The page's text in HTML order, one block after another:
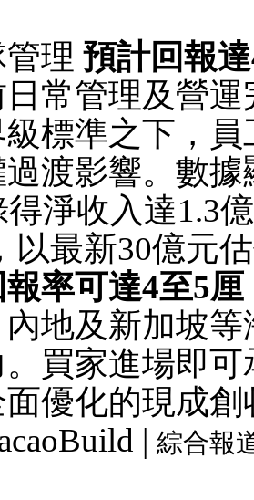
理 預計回報
常管理及營
標準之下，
渡影響。數
得淨收入達1.3
以最新30億元
率可達4至5厘
地及新加坡
買家進場即
優化的現成創
| 綜合報